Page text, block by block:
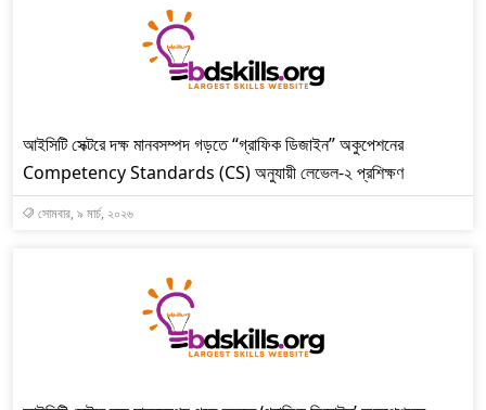
আইসিটি সেক্টরে দক্ষ মানবসম্পদ গড়তে “গ্রাফিক ডিজাইন” অকুপেশনের
Competency Standards (CS) অনুযায়ী লেভেল-২ প্রশিক্ষণ
সোমবার, ৯ মার্চ, ২০২৬